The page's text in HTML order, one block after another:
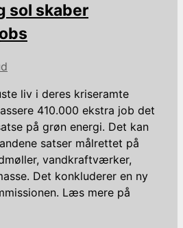
sol skaber
liv i deres kriseramte
410.000 ekstra job det
på grøn energi. Det kan
satser målrettet på
vandkraftværker,
Det konkluderer en ny
Læs mere på